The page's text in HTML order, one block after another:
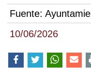
10/06/2026
Fuente: